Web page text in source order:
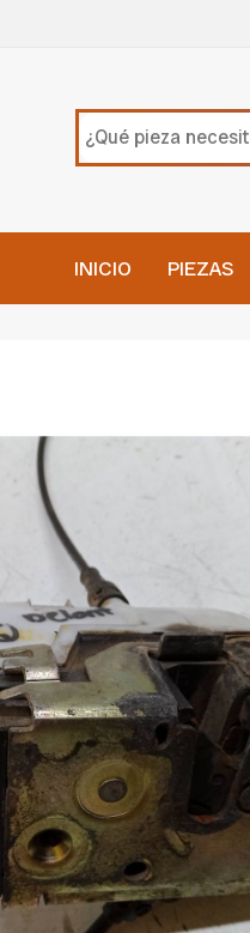
INICIO PIEZAS